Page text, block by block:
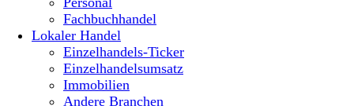
Fachbuchhandel
Lokaler Handel
Einzelhandels-Ticker
Einzelhandelsumsatz
Immobilien
Andere Branchen